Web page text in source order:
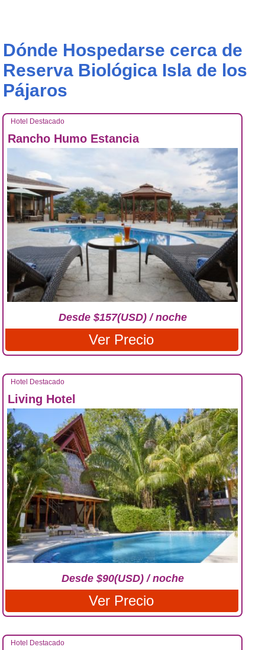
Dónde Hospedarse cerca de
Reserva Biológica Isla de los
Pájaros
Hotel Destacado
Rancho Humo Estancia
Desde $157(USD) / noche
Ver Precio
Hotel Destacado
Living Hotel
Desde $90(USD) / noche
Ver Precio
Hotel Destacado